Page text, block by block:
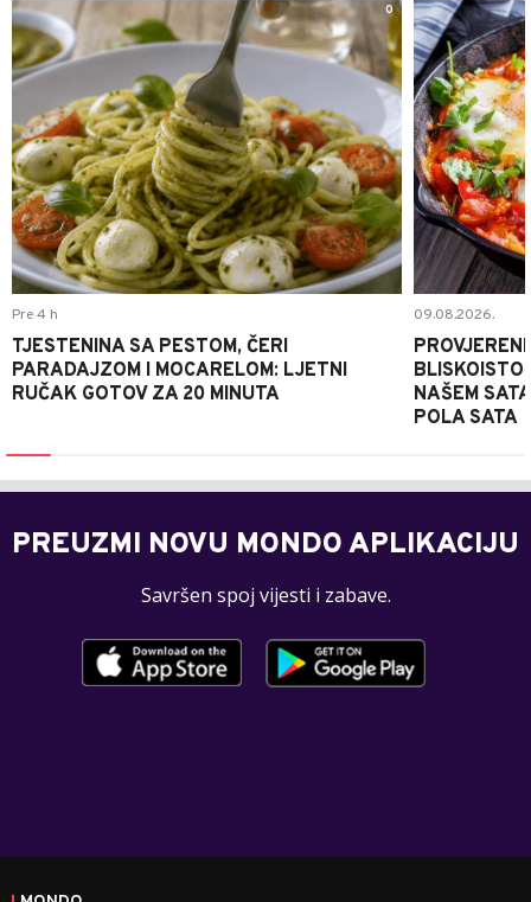
0
Pre 4 h
TJESTENINA SA PESTOM, ČERI
PARADAJZOM I MOCARELOM: LJETNI
RUČAK GOTOV ZA 20 MINUTA
09.08.2026.
NAŠEM
POLA SATA
PREUZMI NOVU MONDO APLIKACIJU
Savršen spoj vijesti i zabave.